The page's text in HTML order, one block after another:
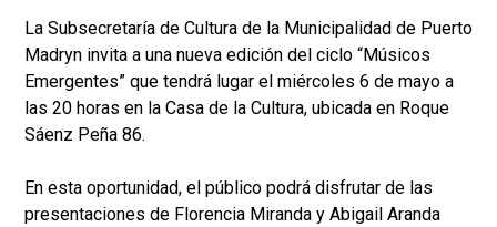
La Subsecretaría de Cultura de la Municipalidad de Puerto
Madryn invita a una nueva edición del ciclo “Músicos
Emergentes” que tendrá lugar el miércoles 6 de mayo a
las 20 horas en la Casa de la Cultura, ubicada en Roque
Sáenz Peña 86.
En esta oportunidad, el público podrá disfrutar de las
presentaciones de Florencia Miranda y Abigail Aranda